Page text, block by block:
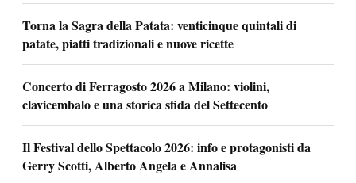
Torna la Sagra della Patata: venticinque quintali di
patate, piatti tradizionali e nuove ricette
Concerto di Ferragosto 2026 a Milano: violini,
clavicembalo e una storica sfida del Settecento
Il Festival dello Spettacolo 2026: info e protagonisti da
Gerry Scotti, Alberto Angela e Annalisa